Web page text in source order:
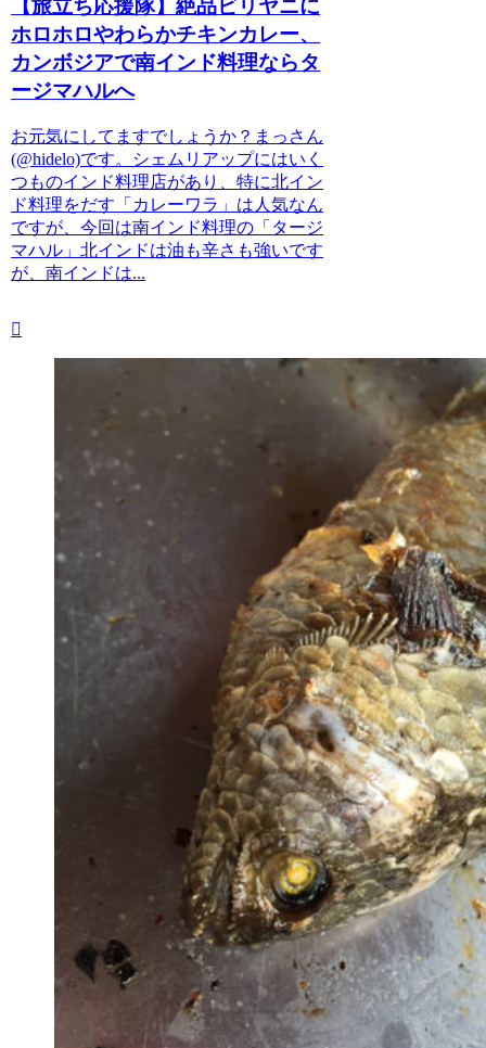
【旅立ち応援隊】絶品ビリヤニに
ホロホロやわらかチキンカレー、
カンボジアで南インド料理ならタ
ージマハルへ
お元気にしてますでしょうか？まっさん
(@hidelo)です。シェムリアップにはいく
つものインド料理店があり、特に北イン
ド料理をだす「カレーワラ」は人気なん
ですが、今回は南インド料理の「タージ
マハル」北インドは油も辛さも強いです
が、南インドは...